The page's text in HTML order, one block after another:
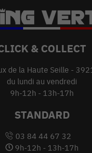
& COLLECT
de la Haute Seille -
du lundi au vendredi
9h-12h - 13h-17h
STANDARD
03 84 44 67 32
9h-12h - 13h-17h